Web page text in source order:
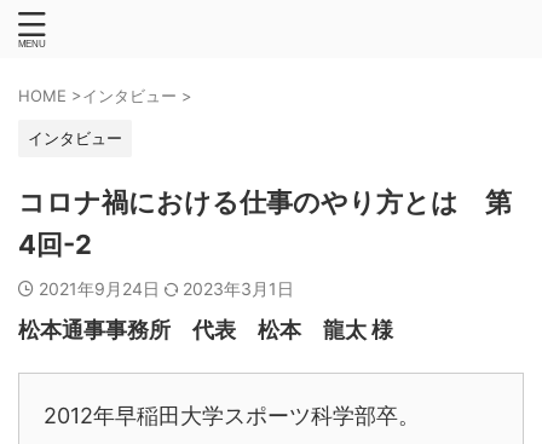
HOME >インタビュー >
インタビュー
コロナ禍における仕事のやり方とは 第
4回-2
2021年9月24日 2023年3月1日
松本通事事務所 代表 松本 龍太 様
2012年早稲田大学スポーツ科学部卒。